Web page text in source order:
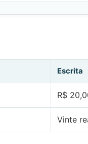
Escrita
R$
Vinte